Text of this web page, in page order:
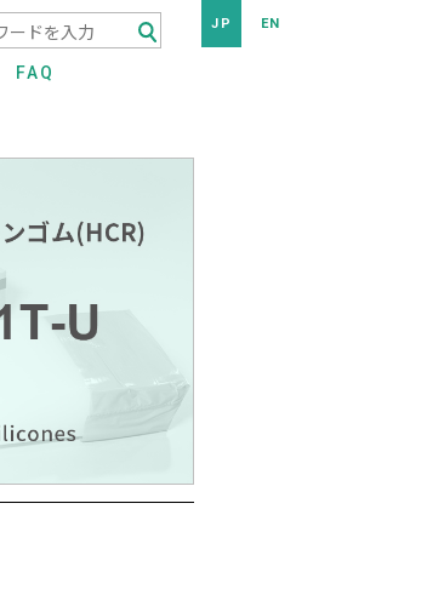
FAQ
ーワード入力
JP EN